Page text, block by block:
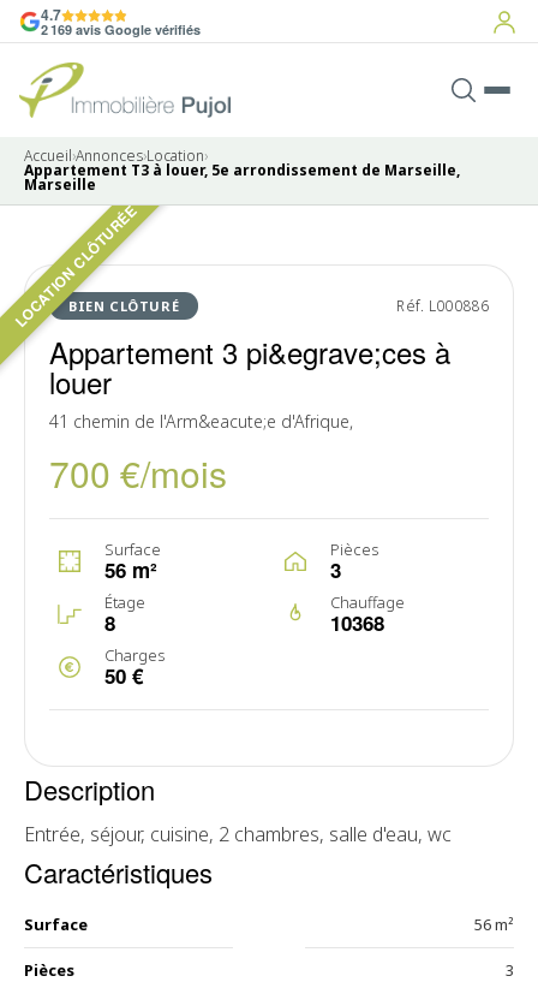
4.7
2 169 avis Google vérifiés
Accueil›Annonces›Location›
Appartement T3 à louer, 5e arrondissement de Marseille,
Marseille
LOCATION CLÔTURÉE
BIEN CLÔTURÉ Réf. L000886
Appartement 3 pi&egrave;ces à
louer
41 chemin de l'Arm&eacute;e d'Afrique,
700 €/mois
Surface
56 m²
Pièces
3
Étage
8
Chauffage
10368
Charges
50 €
Pas de photo disponible
LOUÉ
Description
Entrée, séjour, cuisine, 2 chambres, salle d'eau, wc
Caractéristiques
Surface 56 m²
Pièces 3